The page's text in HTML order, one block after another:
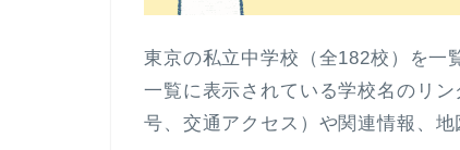
東京の私立中学校（全182校）を一
一覧に表示されている学校名のリ
号、交通アクセス）や関連情報、地